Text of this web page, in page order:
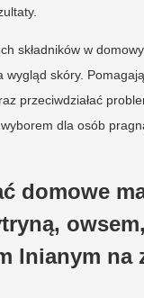
składników w
wygląd skóry.
przeciwdziałać
dla osób
domowe
lnianym na